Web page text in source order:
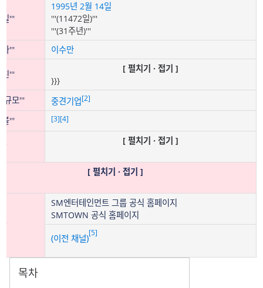
'''
1995년 2월 14일
'''(11472일)'''
'''(31주년)'''
'''
이수만
'''
[ 펼치기 · 접기 ]
}}}
규모'''
중견기업[2]
''' [3][4]
'''
[ 펼치기 · 접기 ]
[ 펼치기 · 접기 ]
'''
SM엔터테인먼트 그룹 공식 홈페이지
SMTOWN 공식 홈페이지
(이전 채널)[5]